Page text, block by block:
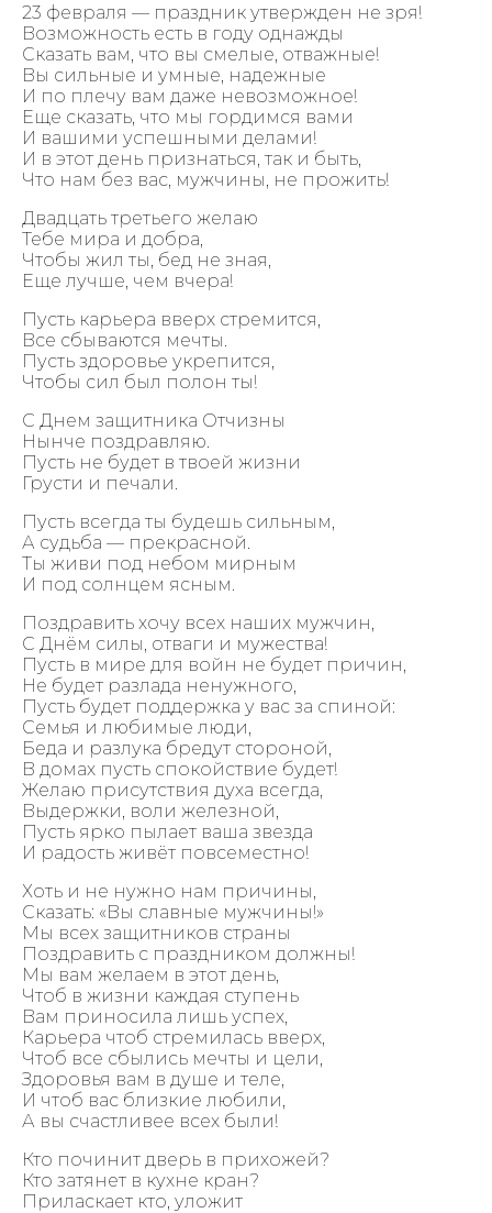
23 февраля — праздник утвержден не зря!
Возможность есть в году однажды
Сказать вам, что вы смелые, отважные!
Вы сильные и умные, надежные
И по плечу вам даже невозможное!
Еще сказать, что мы гордимся вами
И вашими успешными делами!
И в этот день признаться, так и быть,
Что нам без вас, мужчины, не прожить!
Двадцать третьего желаю
Тебе мира и добра,
Чтобы жил ты, бед не зная,
Еще лучше, чем вчера!
Пусть карьера вверх стремится,
Все сбываются мечты.
Пусть здоровье укрепится,
Чтобы сил был полон ты!
С Днем защитника Отчизны
Нынче поздравляю.
Пусть не будет в твоей жизни
Грусти и печали.
Пусть всегда ты будешь сильным,
А судьба — прекрасной.
Ты живи под небом мирным
И под солнцем ясным.
Поздравить хочу всех наших мужчин,
С Днём силы, отваги и мужества!
Пусть в мире для войн не будет причин,
Не будет разлада ненужного,
Пусть будет поддержка у вас за спиной:
Семья и любимые люди,
Беда и разлука бредут стороной,
В домах пусть спокойствие будет!
Желаю присутствия духа всегда,
Выдержки, воли железной,
Пусть ярко пылает ваша звезда
И радость живёт повсеместно!
Хоть и не нужно нам причины,
Сказать: «Вы славные мужчины!»
Мы всех защитников страны
Поздравить с праздником должны!
Мы вам желаем в этот день,
Чтоб в жизни каждая ступень
Вам приносила лишь успех,
Карьера чтоб стремилась вверх,
Чтоб все сбылись мечты и цели,
Здоровья вам в душе и теле,
И чтоб вас близкие любили,
А вы счастливее всех были!
Кто починит дверь в прихожей?
Кто затянет в кухне кран?
Приласкает кто, уложит